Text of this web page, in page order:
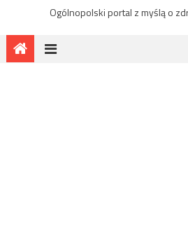
Ogólnopolski portal z myślą o